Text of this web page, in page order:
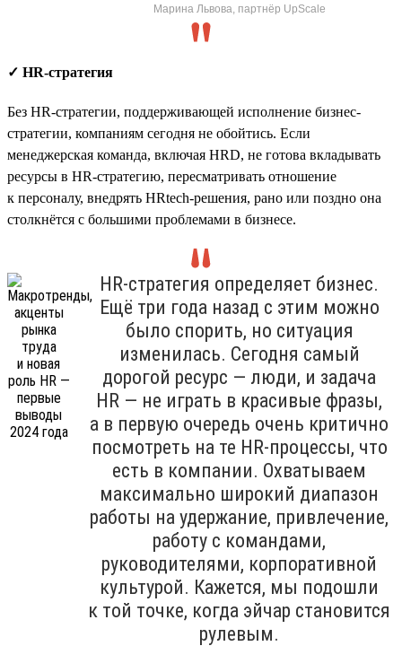
Марина Львова, партнёр UpScale
✓ HR-стратегия
Без HR-стратегии, поддерживающей исполнение бизнес-
стратегии, компаниям сегодня не обойтись. Если
менеджерская команда, включая HRD, не готова вкладывать
ресурсы в HR-стратегию, пересматривать отношение
к персоналу, внедрять HRtech-решения, рано или поздно она
столкнётся с большими проблемами в бизнесе.
HR-стратегия определяет бизнес.
Ещё три года назад с этим можно
было спорить, но ситуация
изменилась. Сегодня самый
дорогой ресурс — люди, и задача
HR — не играть в красивые фразы,
а в первую очередь очень критично
посмотреть на те HR-процессы, что
есть в компании. Охватываем
максимально широкий диапазон
работы на удержание, привлечение,
работу с командами,
руководителями, корпоративной
культурой. Кажется, мы подошли
к той точке, когда эйчар становится
рулевым.